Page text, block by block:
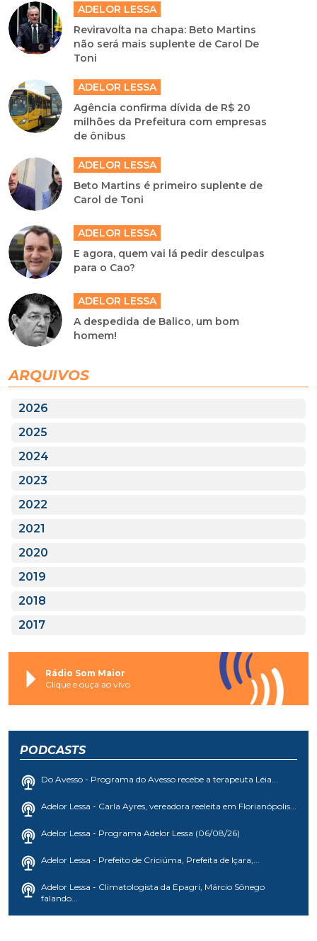
ADELOR LESSA
Reviravolta na chapa: Beto Martins
não será mais suplente de Carol De
Toni
ADELOR LESSA
Agência confirma dívida de R$ 20
milhões da Prefeitura com empresas
de ônibus
ADELOR LESSA
Beto Martins é primeiro suplente de
Carol de Toni
ADELOR LESSA
E agora, quem vai lá pedir desculpas
para o Cao?
ADELOR LESSA
A despedida de Balico, um bom
homem!
ARQUIVOS
2026
2025
2024
2023
2022
2021
2020
2019
2018
2017
Rádio Som Maior
Clique e ouça ao vivo
PODCASTS
Do Avesso - Programa do Avesso recebe a terapeuta Léia...
Adelor Lessa - Carla Ayres, vereadora reeleita em Florianópolis...
Adelor Lessa - Programa Adelor Lessa (06/08/26)
Adelor Lessa - Prefeito de Criciúma, Prefeita de Içara,...
Adelor Lessa - Climatologista da Epagri, Márcio Sônego
falando...